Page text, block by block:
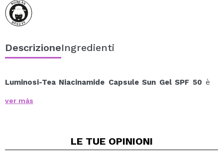
DescrizioneIngredienti
Luminosi-Tea Niacinamide Capsule Sun Gel SPF 50 è
un'elevata protezione ad ampio spettro (UVA/UVB) e
che si rompono al momento dell'applicazione,
ver más
LE TUE OPINIONI